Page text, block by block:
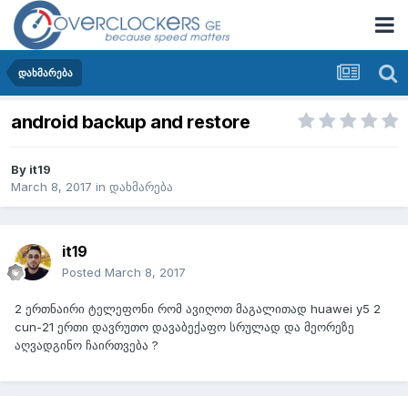
დახმარება
android backup and restore
By it19
March 8, 2017 in დახმარება
it19
Posted March 8, 2017
2 ერთნაირი ტელეფონი რომ ავიღოთ მაგალითად huawei y5 2
cun-21 ერთი დავრუთო დავაბექაფო სრულად და მეორეზე
აღვადგინო ჩაირთვება ?